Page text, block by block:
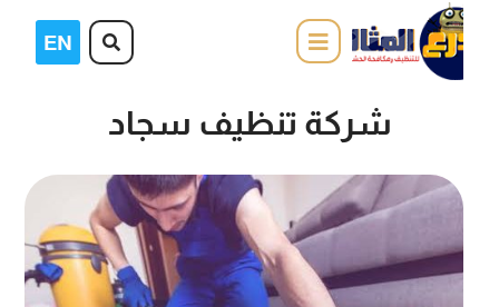
شركة تنظيف سجاد